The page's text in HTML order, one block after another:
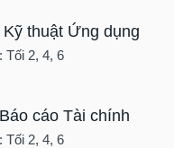
thuật Ứng dụng
Tối 2, 4, 6
cáo Tài chính
Tối 2, 4, 6